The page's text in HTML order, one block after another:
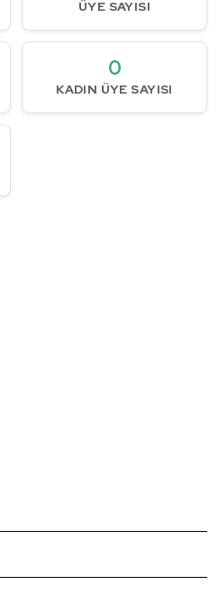
ÜYE SAYISI
0
KADIN ÜYE SAYISI